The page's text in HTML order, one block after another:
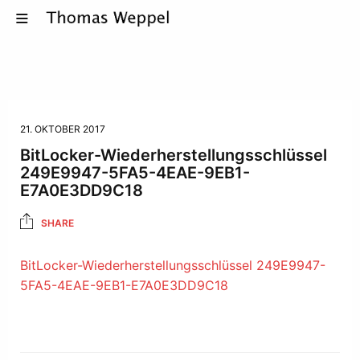
21. OKTOBER 2017
BitLocker-Wiederherstellungsschlüssel
249E9947-5FA5-4EAE-9EB1-
E7A0E3DD9C18
SHARE
BitLocker-Wiederherstellungsschlüssel 249E9947-
5FA5-4EAE-9EB1-E7A0E3DD9C18